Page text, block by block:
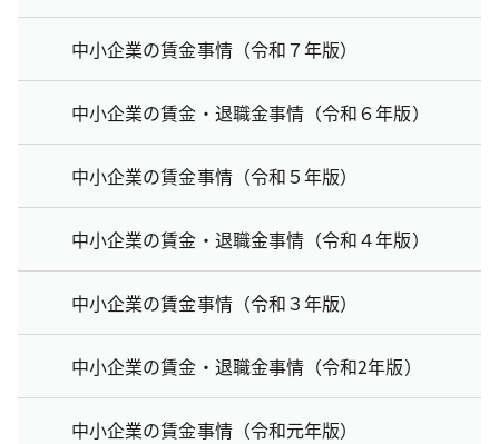
中小企業の賃金事情（令和７年版）
中小企業の賃金・退職金事情（令和６年版）
中小企業の賃金事情（令和５年版）
中小企業の賃金・退職金事情（令和４年版）
中小企業の賃金事情（令和３年版）
中小企業の賃金・退職金事情（令和2年版）
中小企業の賃金事情（令和元年版）